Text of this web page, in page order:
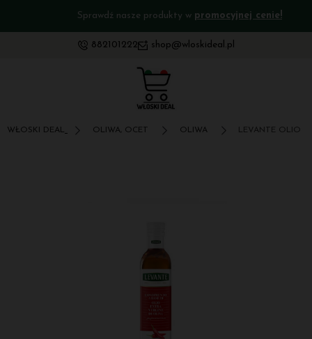
Sprawdź nasze produkty wpromocyjnej cenie!
882101222 shop@wloskideal.pl
WŁOSKI DEAL OLIWA, OCET OLIWA LEVANTE OLIO